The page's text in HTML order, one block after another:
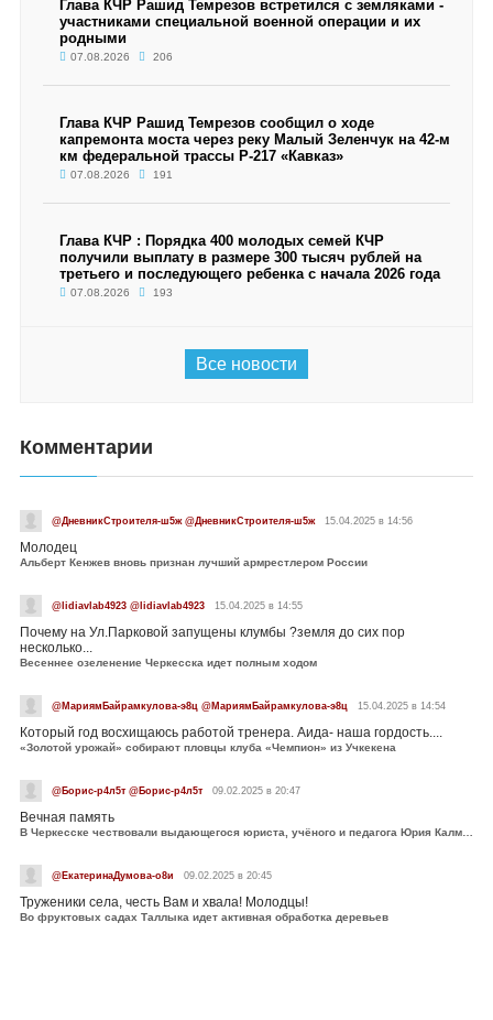
Глава КЧР Рашид Темрезов встретился с земляками -
участниками специальной военной операции и их
родными
07.08.2026 206
Глава КЧР Рашид Темрезов сообщил о ходе
капремонта моста через реку Малый Зеленчук на 42-м
км федеральной трассы Р-217 «Кавказ»
07.08.2026 191
Глава КЧР : Порядка 400 молодых семей КЧР
получили выплату в размере 300 тысяч рублей на
третьего и последующего ребенка с начала 2026 года
07.08.2026 193
Все новости
Комментарии
@ДневникСтроителя-ш5ж @ДневникСтроителя-ш5ж 15.04.2025 в 14:56
Молодец
Альберт Кенжев вновь признан лучший армрестлером России
@lidiavlab4923 @lidiavlab4923 15.04.2025 в 14:55
Почему на Ул.Парковой запущены клумбы ?земля до сих пор
несколько...
Весеннее озеленение Черкесска идет полным ходом
@МариямБайрамкулова-э8ц @МариямБайрамкулова-э8ц 15.04.2025 в 14:54
Который год восхищаюсь работой тренера. Аида- наша гордость....
«Золотой урожай» собирают пловцы клуба «Чемпион» из Учкекена
@Борис-р4л5т @Борис-р4л5т 09.02.2025 в 20:47
Вечная память
В Черкесске чествовали выдающегося юриста, учёного и педагога Юрия Калмыкова
@ЕкатеринаДумова-о8и 09.02.2025 в 20:45
Труженики села, честь Вам и хвала! Молодцы!
Во фруктовых садах Таллыка идет активная обработка деревьев